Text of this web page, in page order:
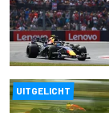
UITGELICHT